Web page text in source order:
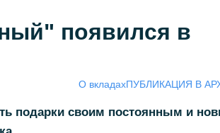
появился в
О вкладахПУБЛИКАЦИЯ В
подарки своим постоянным и